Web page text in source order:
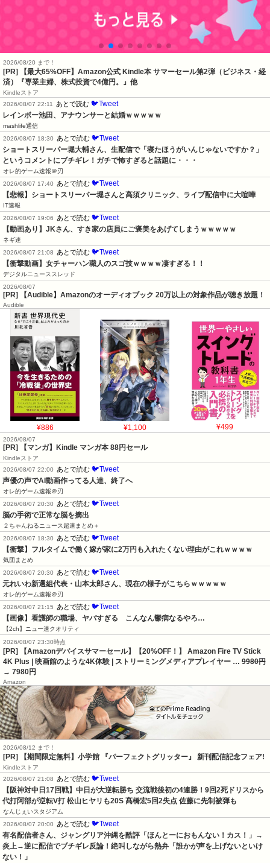
2026/08/20 まで！
[PR]
【最大65%OFF】Amazon公式 Kindle本 サマーセール第2弾（ビジネス・経
済）『専業主婦、株式投資で4億円。』他
Kindleストア
2026/08/07 22:11
あとで読む 🐦Tweet
レインボー池田、アナウンサーと結婚ｗｗｗｗｗ
mashlife通信
2026/08/07 18:30
あとで読む 🐦Tweet
ショートスリーパー堀大輔さん、生配信で「寝たほうがいんじゃないですか？」
というコメントにブチギレ！ガチで怖すぎると話題に・・・
オレ的ゲーム速報＠刃
2026/08/07 17:40
あとで読む 🐦Tweet
【悲報】ショートスリーパー堀さんと高須クリニック、ライブ配信中に大喧嘩
IT速報
2026/08/07 19:06
あとで読む 🐦Tweet
【動画あり】JKさん、すき家の店員にご褒美をあげてしまうｗｗｗｗｗ
ネギ速
2026/08/07 21:08
あとで読む 🐦Tweet
【衝撃動画】女チャーハン職人のスゴ技ｗｗｗｗ凄すぎる！！
デジタルニューススレッド
2026/08/07
[PR] 【Audible】Amazonのオーディオブック 20万以上の対象作品が聴き放題！
Audible
¥886 ¥1,100 ¥499
2026/08/07
[PR] 【マンガ】Kindle マンガ本 88円セール
Kindleストア
2026/08/07 22:00
あとで読む 🐦Tweet
声優の声でAI動画作ってる人達、終了へ
オレ的ゲーム速報＠刃
2026/08/07 20:30
あとで読む 🐦Tweet
脳の手術で正常な脳を摘出
２ちゃんねるニュース超速まとめ＋
2026/08/07 18:30
あとで読む 🐦Tweet
【衝撃】フルタイムで働く嫁が家に2万円も入れたくない理由がこれｗｗｗｗ
気団まとめ
2026/08/07 20:30
あとで読む 🐦Tweet
元れいわ新選組代表・山本太郎さん、現在の様子がこちらｗｗｗｗｗ
オレ的ゲーム速報＠刃
2026/08/07 21:15
あとで読む 🐦Tweet
【画像】看護師の職場、ヤバすぎる　こんなん鬱病なるやろ…
【2ch】ニュー速クオリティ
2026/08/07 23:30時点
[PR] 【Amazonデバイスサマーセール】【20%OFF！】 Amazon Fire TV Stick
4K Plus | 映画館のような4K体験 | ストリーミングメディアプレイヤー … 9980円
→ 7980円
Amazon
2026/08/12 まで！
[PR] 【期間限定無料】小学館 『パーフェクトグリッター』 新刊配信記念フェア!
Kindleストア
2026/08/07 21:08
あとで読む 🐦Tweet
【阪神対中日17回戦】中日が大逆転勝ち 交流戦後初の4連勝！9回2死ドリスから
代打阿部が逆転V打 松山ヒヤリも20S 髙橋宏5回2失点 佐藤に先制被弾も
なんじぇいスタジアム
2026/08/07 20:00
あとで読む 🐦Tweet
有名配信者さん、ジャングリア沖縄を酷評「ほんとーにおもんない！カス！」→
炎上→逆に配信でブチギレ反論！絶叫しながら熱弁「誰かが声を上げないといけ
ない！」